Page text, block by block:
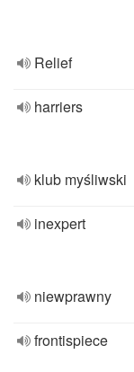
Relief
harriers
klub myśliwski
inexpert
niewprawny
frontispiece